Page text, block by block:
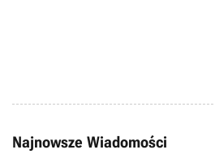
Najnowsze Wiadomości